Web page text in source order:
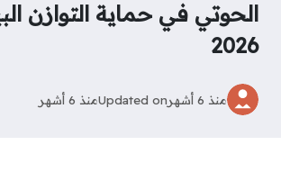
الحوتي في حماية التوازن
2026
منذ 6 أشهر Updated onمنذ 6 أشهر